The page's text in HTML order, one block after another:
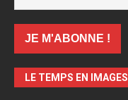
LE TEMPS EN IMAGES